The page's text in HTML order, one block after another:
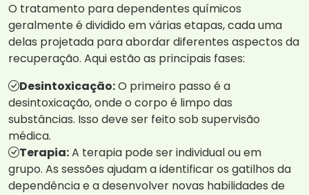
O tratamento para dependentes químicos
geralmente é dividido em várias etapas, cada uma
delas projetada para abordar diferentes aspectos da
recuperação. Aqui estão as principais fases:
Desintoxicação:O primeiro passo é a
desintoxicação, onde o corpo é limpo das
substâncias. Isso deve ser feito sob supervisão
médica.
Terapia:A terapia pode ser individual ou em
grupo. As sessões ajudam a identificar os gatilhos da
dependência e a desenvolver novas habilidades de